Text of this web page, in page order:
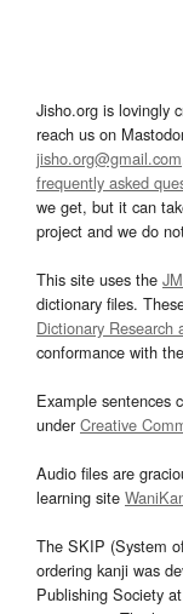
Jisho.org is lovingly
reach us on
jisho.org@gmail.com
frequently asked
we get, but it can
project and we do
This site uses the
dictionary files.
Dictionary Research
conformance with
Example sentences
underCreative
Audio files are
learning site
The SKIP (System
ordering kanji was
Publishing Society at